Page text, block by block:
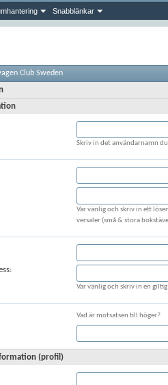
Snabblänkar
Club Sweden
Skriv in det användarnamn
Var vänlig och skriv in ett
versaler (små & stora
Var vänlig och skriv in en
Vad är motsatsen till höger?
(profil)